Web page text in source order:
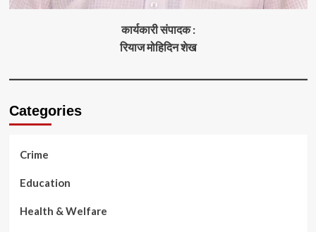
कार्यकारी संपादक :
रियाज मोहिदिन शेख
Categories
Crime
Education
Health & Welfare